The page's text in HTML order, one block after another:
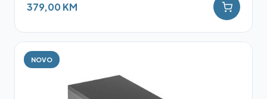
379,00 KM
NOVO